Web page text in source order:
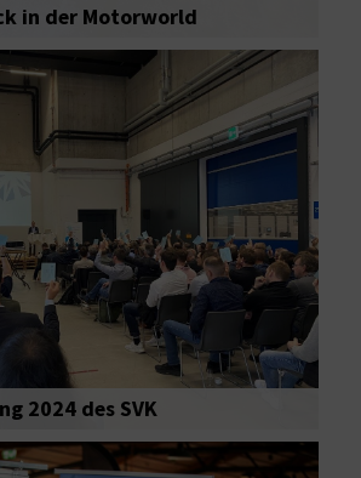
in der Motorworld
2024 des SVK